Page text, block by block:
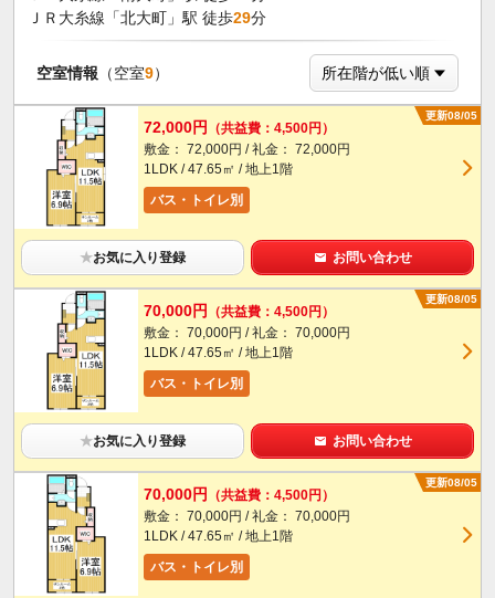
ＪＲ大糸線「北大町」駅 徒歩29分
空室情報 （空室9）
更新08/05
72,000円
（共益費：4,500円）
敷金： 72,000円 / 礼金： 72,000円
1LDK / 47.65㎡ / 地上1階
バス・トイレ別
★お気に入り登録 お問い合わせ
更新08/05
70,000円
（共益費：4,500円）
敷金： 70,000円 / 礼金： 70,000円
1LDK / 47.65㎡ / 地上1階
バス・トイレ別
★お気に入り登録 お問い合わせ
更新08/05
70,000円
（共益費：4,500円）
敷金： 70,000円 / 礼金： 70,000円
1LDK / 47.65㎡ / 地上1階
バス・トイレ別